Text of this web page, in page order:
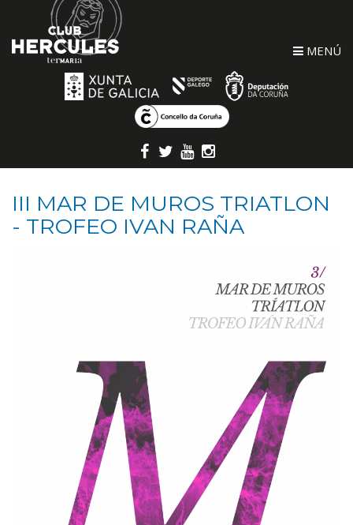
MENÚ
III MAR DE MUROS TRIATLON
- TROFEO IVAN RAÑA